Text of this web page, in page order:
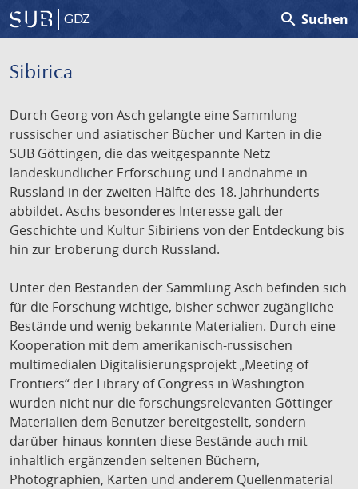
GDZ search Suchen
Sibirica
Durch Georg von Asch gelangte eine Sammlung
russischer und asiatischer Bücher und Karten in die
SUB Göttingen, die das weitgespannte Netz
landeskundlicher Erforschung und Landnahme in
Russland in der zweiten Hälfte des 18. Jahrhunderts
abbildet. Aschs besonderes Interesse galt der
Geschichte und Kultur Sibiriens von der Entdeckung bis
hin zur Eroberung durch Russland.
Unter den Beständen der Sammlung Asch befinden sich
für die Forschung wichtige, bisher schwer zugängliche
Bestände und wenig bekannte Materialien. Durch eine
Kooperation mit dem amerikanisch-russischen
multimedialen Digitalisierungsprojekt „Meeting of
Frontiers“ der Library of Congress in Washington
wurden nicht nur die forschungsrelevanten Göttinger
Materialien dem Benutzer bereitgestellt, sondern
darüber hinaus konnten diese Bestände auch mit
inhaltlich ergänzenden seltenen Büchern,
Photographien, Karten und anderem Quellenmaterial